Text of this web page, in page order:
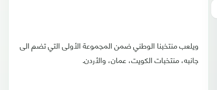
ويلعب منتخبنا الوطني ضمن المجموعة الأولى التي تضم الى
جانبه، منتخبات الكويت، عمان، والأردن.